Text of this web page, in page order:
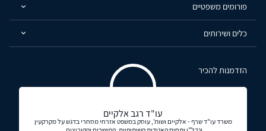
פורומים משפטיים
כלים ושירותים
הזדמנות להכיר
עו"ד רגב אלקיים
משרד עו"ד שרף - אלקיים ושות', עוסק במשפט אזרחי מסחרי בדגש על מקרקעין